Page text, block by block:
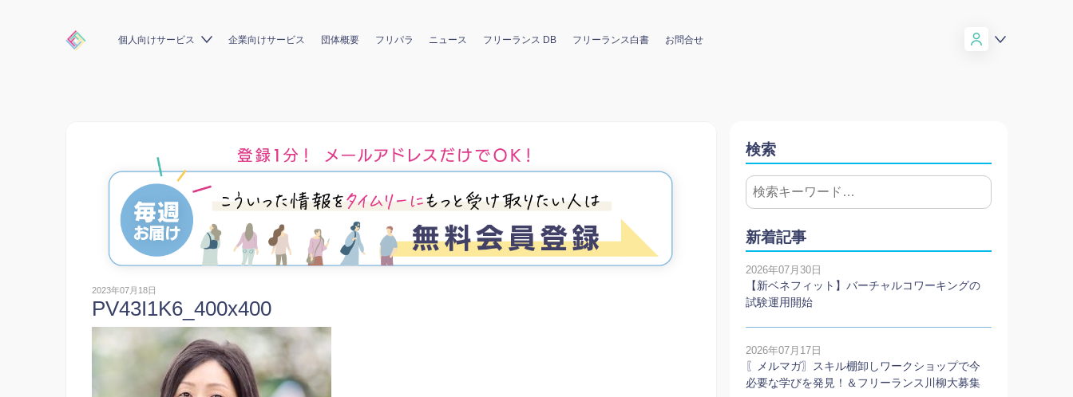
個人向けサービス 企業向けサービス 団体概要 フリパラ ニュース フリーランス DB フリーランス白書 お問合せ
2023年07月18日
PV43I1K6_400x400
検索
新着記事
2026年07月30日
【新ベネフィット】バーチャルコワーキングの
試験運用開始
2026年07月17日
〖メルマガ〗スキル棚卸しワークショップで今
必要な学びを発見！＆フリーランス川柳大募集